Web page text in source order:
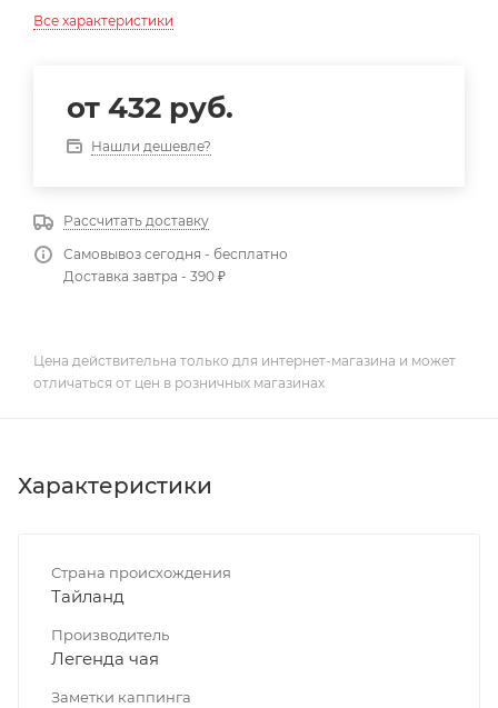
Все характеристики
от 432 руб.
Нашли дешевле?
Рассчитать доставку
Самовывоз сегодня - бесплатно
Доставка завтра - 390 ₽
Цена действительна только для интернет-магазина и может
отличаться от цен в розничных магазинах
Характеристики
Страна происхождения
Тайланд
Производитель
Легенда чая
Заметки каппинга